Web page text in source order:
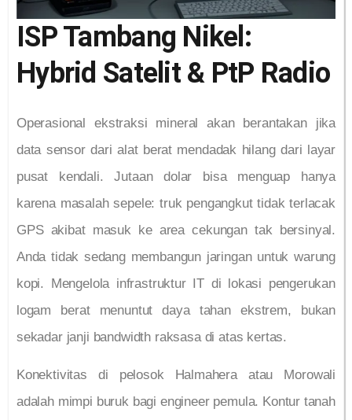
ISP Tambang Nikel:
Hybrid Satelit & PtP Radio
Operasional ekstraksi mineral akan berantakan jika
data sensor dari alat berat mendadak hilang dari layar
pusat kendali. Jutaan dolar bisa menguap hanya
karena masalah sepele: truk pengangkut tidak terlacak
GPS akibat masuk ke area cekungan tak bersinyal.
Anda tidak sedang membangun jaringan untuk warung
kopi. Mengelola infrastruktur IT di lokasi pengerukan
logam berat menuntut daya tahan ekstrem, bukan
sekadar janji bandwidth raksasa di atas kertas.
Konektivitas di pelosok Halmahera atau Morowali
adalah mimpi buruk bagi engineer pemula. Kontur tanah